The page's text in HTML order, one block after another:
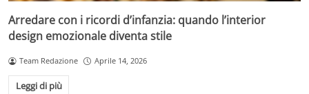
Arredare con i ricordi d’infanzia: quando l’interior
design emozionale diventa stile
Team Redazione Aprile 14, 2026
Leggi di più